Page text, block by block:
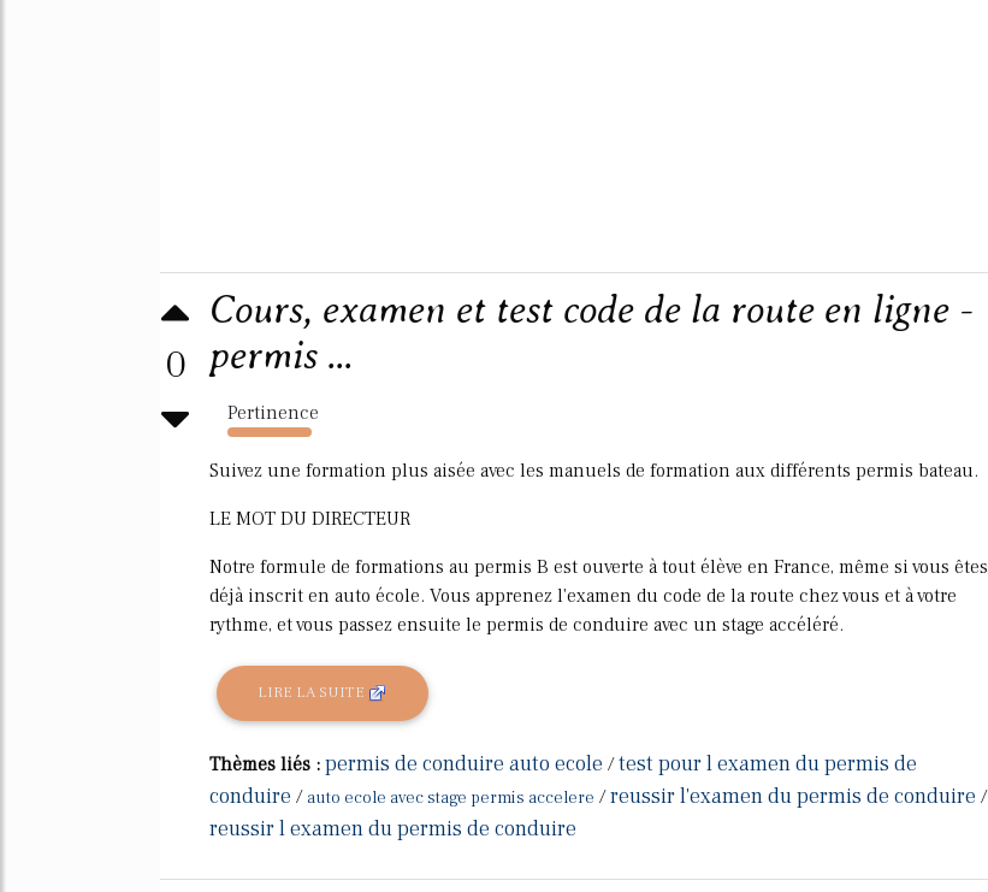
0
Cours, examen et test code de la route en ligne -
permis ...
Pertinence
1430%
Suivez une formation plus aisée avec les manuels de formation aux différents permis bateau.
LE MOT DU DIRECTEUR
Notre formule de formations au permis B est ouverte à tout élève en France, même si vous êtes
déjà inscrit en auto école. Vous apprenez l'examen du code de la route chez vous et à votre
rythme, et vous passez ensuite le permis de conduire avec un stage accéléré.
LIRE LA SUITE
Thèmes liés : permis de conduire auto ecole /test pour l examen du permis de
conduire / auto ecole avec stage permis accelere /reussir l'examen du permis de conduire /
reussir l examen du permis de conduire